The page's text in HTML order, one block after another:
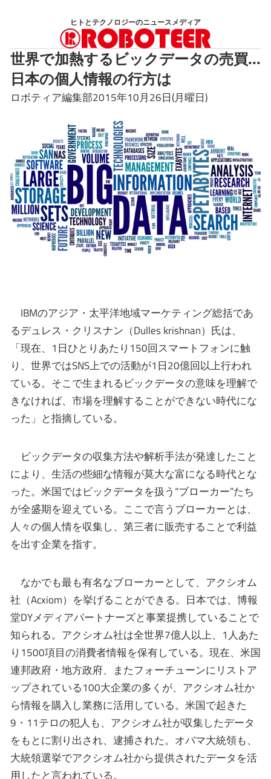
ン
ツ
へ
プ
ヒトとテクノロジーのニュースメディア
世界で加熱するビックデータの売買...
日本の個人情報の行方は
ロボティア編集部2015年10月26日(月曜日)
IBMのアジア・太平洋地域マーケティング総括であ
るデュレス・クリスナン（Dulles krishnan）氏は、
「現在、1日ひとりあたり150回スマートフォンに触
り、世界ではSNS上での活動が1日20億回以上行われ
ている。そこで生まれるビックデータの意味を理解で
きなければ、市場を理解することができない時代にな
った」と指摘している。
ビックデータの収集方法や解析手法が発達したこと
により、生活の些細な情報が莫大な富になる時代とな
った。米国ではビックデータを扱う“ブローカー”たち
が全盛期を迎えている。ここで言うブローカーとは、
人々の個人情を収集し、第三者に販売することで利益
を出す企業を指す。
なかでも最も有名なブローカーとして、アクシオム
社（Acxiom）を挙げることができる。日本では、博報
堂DYメディアパートナーズと事業提携していることで
知られる。アクシオム社は全世界7億人以上、1人あた
り1500項目の消費者情報を保有している。現在、米国
連邦政府・地方政府、またフォーチューンにリストア
ップされている100大企業の多くが、アクシオム社か
ら情報を購入し業務に活用している。米国で起きた
9・11テロの犯人も、アクシオム社が収集したデータ
をもとに割り出され、逮捕された。オバマ大統領も、
大統領選挙でアクシオム社から提供されたデータを活
用したと言われている。